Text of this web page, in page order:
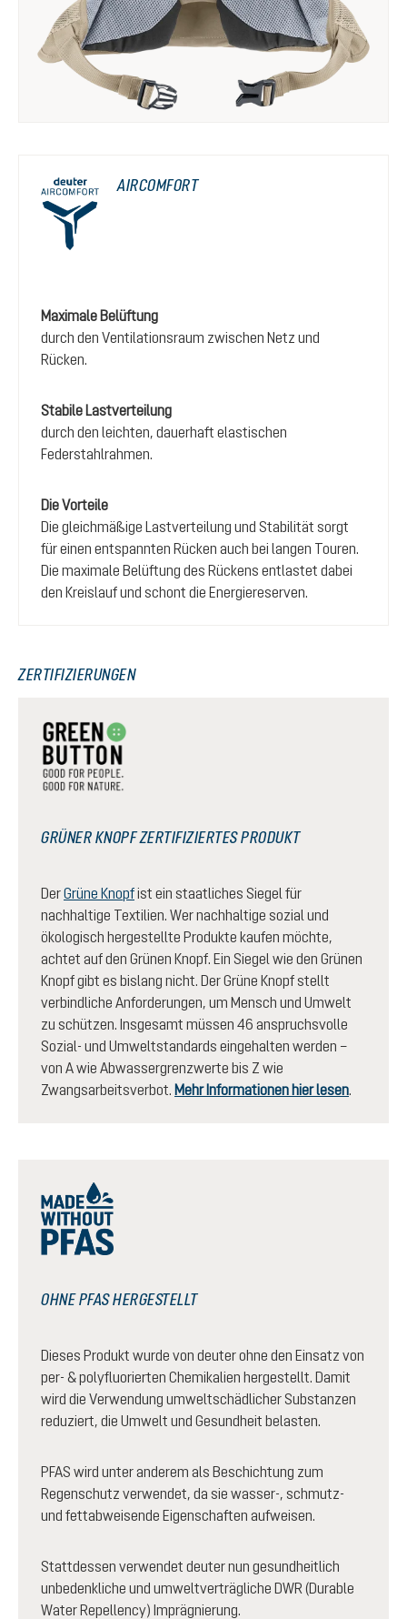
AIRCOMFORT
Maximale Belüftung
durch den Ventilationsraum zwischen Netz und
Rücken.
Stabile Lastverteilung
durch den leichten, dauerhaft elastischen
Federstahlrahmen.
Die Vorteile
Die gleichmäßige Lastverteilung und Stabilität sorgt
für einen entspannten Rücken auch bei langen Touren.
Die maximale Belüftung des Rückens entlastet dabei
den Kreislauf und schont die Energiereserven.
ZERTIFIZIERUNGEN
GRÜNER KNOPF ZERTIFIZIERTES PRODUKT
DerGrüne Knopfist ein staatliches Siegel für
nachhaltige Textilien. Wer nachhaltige sozial und
ökologisch hergestellte Produkte kaufen möchte,
achtet auf den Grünen Knopf. Ein Siegel wie den Grünen
Knopf gibt es bislang nicht. Der Grüne Knopf stellt
verbindliche Anforderungen, um Mensch und Umwelt
zu schützen. Insgesamt müssen 46 anspruchsvolle
Sozial- und Umweltstandards eingehalten werden –
von A wie Abwassergrenzwerte bis Z wie
Zwangsarbeitsverbot. Mehr Informationen hier lesen.
OHNE PFAS HERGESTELLT
Dieses Produkt wurde von deuter ohne den Einsatz von
per- & polyfluorierten Chemikalien hergestellt. Damit
wird die Verwendung umweltschädlicher Substanzen
reduziert, die Umwelt und Gesundheit belasten.
PFAS wird unter anderem als Beschichtung zum
Regenschutz verwendet, da sie wasser-, schmutz-
und fettabweisende Eigenschaften aufweisen.
Stattdessen verwendet deuter nun gesundheitlich
unbedenkliche und umweltverträgliche DWR (Durable
Water Repellency) Imprägnierung.